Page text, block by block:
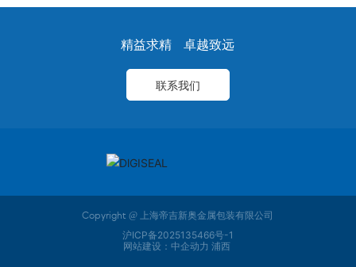
精益求精 卓越致远
联系我们
Copyright @ 上海帝吉新奥金属包装有限公司
沪ICP备2025135466号-1
网站建设：中企动力 浦西